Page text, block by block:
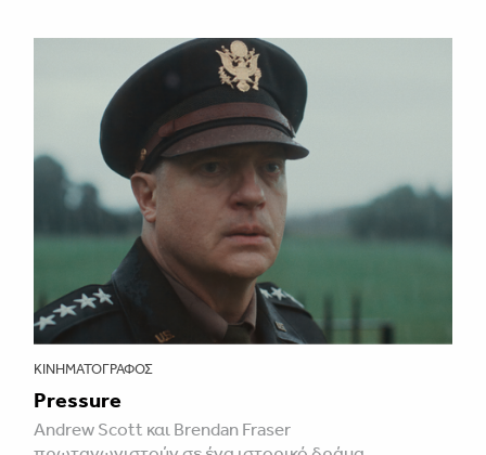
ΚΙΝΗΜΑΤΟΓΡΆΦΟΣ
Pressure
Andrew Scott και Brendan Fraser